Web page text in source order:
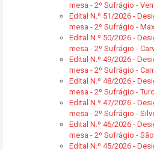
mesa - 2º Sufrágio -
Edital N.º 51/2026 -
mesa - 2º Sufrágio -
Edital N.º 50/2026 -
mesa - 2º Sufrágio -
Edital N.º 49/2026 -
mesa - 2º Sufrágio -
Edital N.º 48/2026 -
mesa - 2º Sufrágio -
Edital N.º 47/2026 -
mesa - 2º Sufrágio -
Edital N.º 46/2026 -
mesa - 2º Sufrágio -
Edital N.º 45/2026 -